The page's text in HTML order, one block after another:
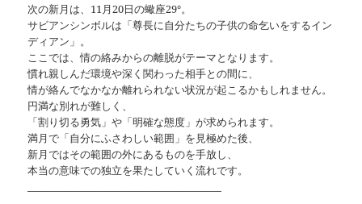
次の新月は、11月20日の蠍座29°。
サビアンシンボルは「尊長に自分たちの子供の命乞いをするイン
ディアン」。
ここでは、情の絡みからの離脱がテーマとなります。
慣れ親しんだ環境や深く関わった相手との間に、
情が絡んでなかなか離れられない状況が起こるかもしれません。
円満な別れが難しく、
「割り切る勇気」や「明確な態度」が求められます。
満月で「自分にふさわしい範囲」を見極めた後、
新月ではその範囲の外にあるものを手放し、
本当の意味での独立を果たしていく流れです。